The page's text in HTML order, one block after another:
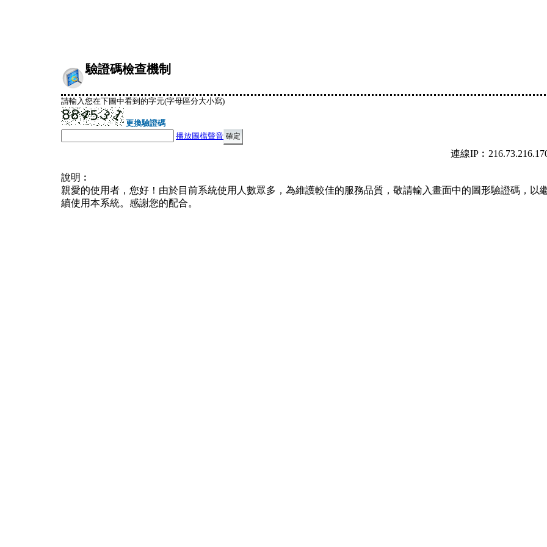
驗證碼檢查機制
請輸入您在下圖中看到的字元(字母區分大小寫)
更換驗證碼
播放圖檔聲音
連線
說明︰
親愛的使用者，您好！由於目前系統使用人數眾多，為維護較佳的服務品質，敬請輸入畫面中的圖形驗證碼，以
續使用本系統。感謝您的配合。